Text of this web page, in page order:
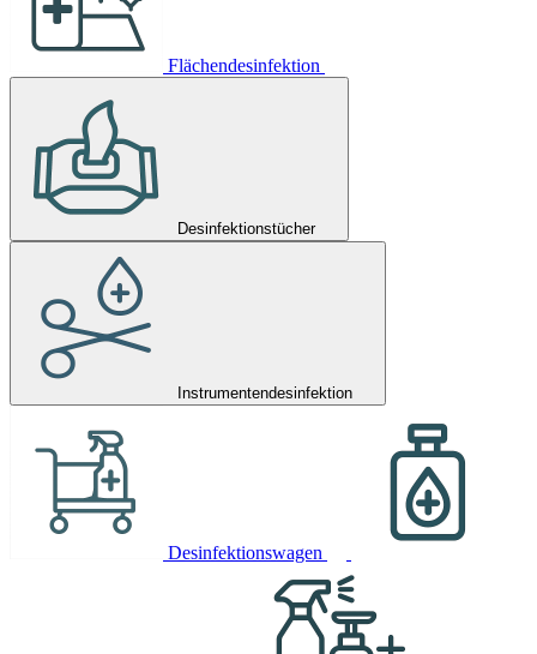
Flächendesinfektion
Desinfektionstücher
Instrumentendesinfektion
Desinfektionswagen